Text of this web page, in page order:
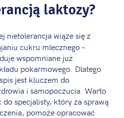
laktozy?
nietolerancja wiąże się z
cukru mlecznego –
wspomniane już
pokarmowego. Dlatego
jest kluczem do
i samopoczucia. Warto
specjalisty, który za sprawą
pomoże opracować